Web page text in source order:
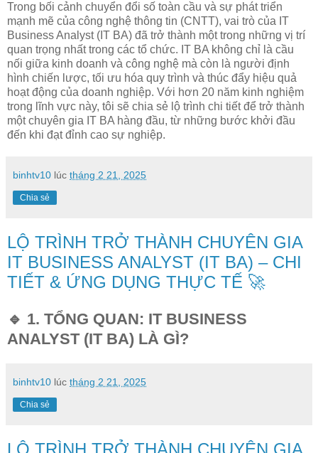
Trong bối cảnh chuyển đổi số toàn cầu và sự phát triển
mạnh mẽ của công nghệ thông tin (CNTT), vai trò của IT
Business Analyst (IT BA) đã trở thành một trong những vị trí
quan trọng nhất trong các tổ chức. IT BA không chỉ là cầu
nối giữa kinh doanh và công nghệ mà còn là người định
hình chiến lược, tối ưu hóa quy trình và thúc đẩy hiệu quả
hoạt động của doanh nghiệp. Với hơn 20 năm kinh nghiệm
trong lĩnh vực này, tôi sẽ chia sẻ lộ trình chi tiết để trở thành
một chuyên gia IT BA hàng đầu, từ những bước khởi đầu
đến khi đạt đỉnh cao sự nghiệp.
binhtv10 lúc tháng 2 21, 2025
Chia sẻ
LỘ TRÌNH TRỞ THÀNH CHUYÊN GIA
IT BUSINESS ANALYST (IT BA) – CHI
TIẾT & ỨNG DỤNG THỰC TẾ 🚀
🔹 1. TỔNG QUAN: IT BUSINESS
ANALYST (IT BA) LÀ GÌ?
binhtv10 lúc tháng 2 21, 2025
Chia sẻ
LỘ TRÌNH TRỞ THÀNH CHUYÊN GIA